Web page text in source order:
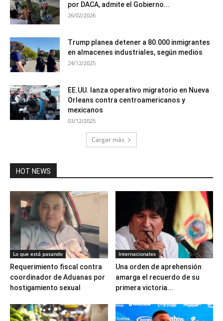
por DACA, admite el Gobierno...
26/02/2026
Trump planea detener a 80.000 inmigrantes
en almacenes industriales, según medios
24/12/2025
EE.UU. lanza operativo migratorio en Nueva
Orleans contra centroamericanos y
mexicanos
03/12/2025
Cargar más
HOT NEWS
Lo que está pasando
Requerimiento fiscal contra
coordinador de Aduanas por
hostigamiento sexual
Internacionales
Una orden de aprehensión
amarga el recuerdo de su
primera victoria...